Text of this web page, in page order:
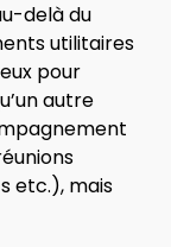
delà du
utilitaires
pour
autre
etc.), mais